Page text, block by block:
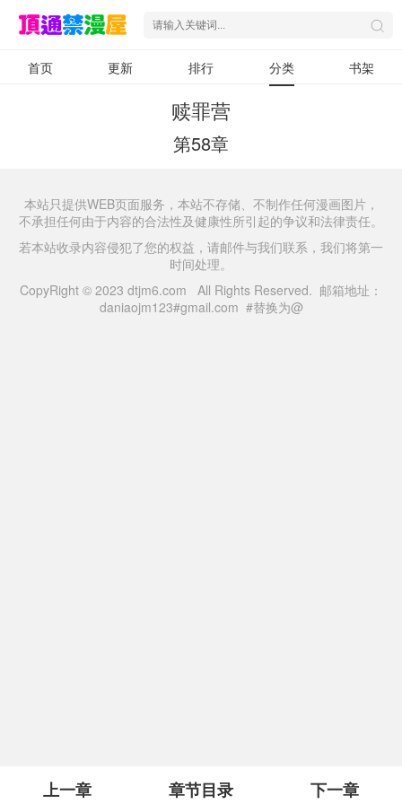
首页 更新 排行 分类 书架
赎罪营
第58章
上一章 章节目录 下一章
本站只提供WEB页面服务，本站不存储、不制作任何漫画图片，
不承担任何由于内容的合法性及健康性所引起的争议和法律责任。
若本站收录内容侵犯了您的权益，请邮件与我们联系，我们将第一
时间处理。
CopyRight © 2023 dtjm6.com All Rights Reserved. 邮箱地址：
daniaojm123#gmail.com #替换为@